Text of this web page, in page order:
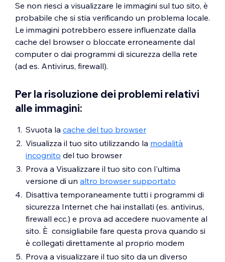
Se non riesci a visualizzare le immagini sul tuo sito, è
probabile che si stia verificando un problema locale.
Le immagini potrebbero essere influenzate dalla
cache del browser o bloccate erroneamente dal
computer o dai programmi di sicurezza della rete
(ad es. Antivirus, firewall).
Per la risoluzione dei problemi relativi
alle immagini:
Svuota la cache del tuo browser
Visualizza il tuo sito utilizzando la modalità
incognito del tuo browser
Prova a Visualizzare il tuo sito con l'ultima
versione di un altro browser supportato
Disattiva temporaneamente tutti i programmi di
sicurezza Internet che hai installati (es. antivirus,
firewall ecc.) e prova ad accedere nuovamente al
sito. È consigliabile fare questa prova quando si
è collegati direttamente al proprio modem
Prova a visualizzare il tuo sito da un diverso